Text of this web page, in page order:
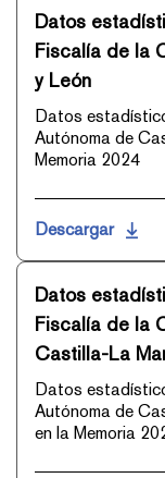
Datos
Fiscalía de la
y León
Datos
Autónoma de
Memoria 2024
Descargar
Datos
Fiscalía de la
Castilla-La
Datos
Autónoma de
en la Memoria